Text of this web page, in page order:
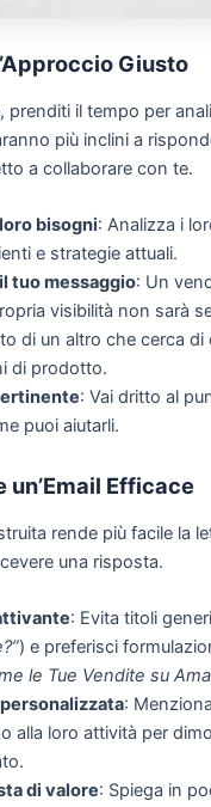
Giusto
prenditi il tempo per
più inclini a
a collaborare con te.
bisogni: Analizza i
e strategie attuali.
tuo messaggio: Un
visibilità non sarà
di un altro che cerca di
di prodotto.
: Vai dritto al
puoi aiutarli.
un’Email Efficace
rende più facile la
una risposta.
: Evita titoli
) e preferisci
le Tue Vendite su
:
alla loro attività per
di valore: Spiega in